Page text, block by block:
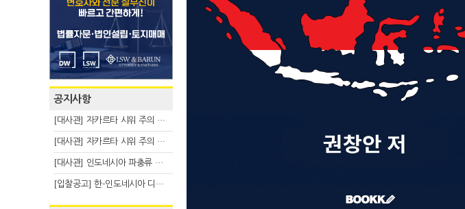
공지사항
[대사관] 자카르타 시위 주의 안내(8.6)
[대사관] 자카르타 시위 주의 안내(8.3)
[대사관] 인도네시아 파충류 불법 반출 주의 (7.29)
[입찰공고] 한-인도네시아 디지털융복합 탈 전시회